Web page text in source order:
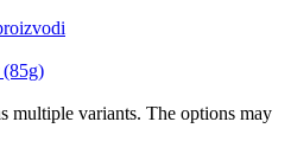
multiple variants. The options may